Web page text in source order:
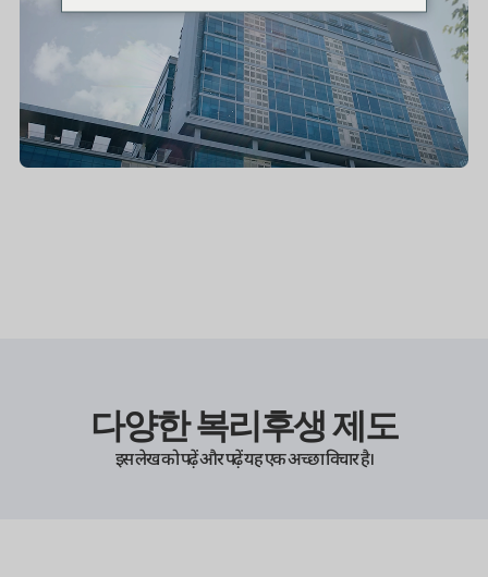
다양한 복리후생 제도
इस लेख को पढ़ें और पढ़ें यह एक अच्छा विचार है।